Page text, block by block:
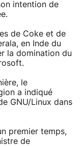
intention de
de Coke et de
en Inde du
la domination du
le
a indiqué
GNU/Linux dans
premier temps,
de